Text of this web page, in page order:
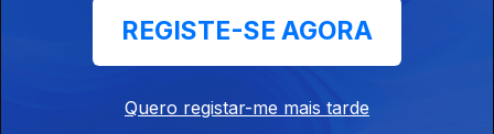
12h Combustíveis vão baixar mais de 10
cêntimos na próxima semana
REGISTE-SE AGORA
Quero registar-me mais tarde